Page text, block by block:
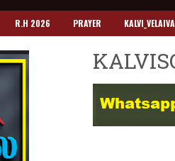
R.H 2026 PRAYER